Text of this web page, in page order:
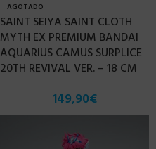
AGOTADO
SAINT SEIYA SAINT CLOTH
MYTH EX PREMIUM BANDAI
AQUARIUS CAMUS SURPLICE
20TH REVIVAL VER. – 18 CM
149,90€